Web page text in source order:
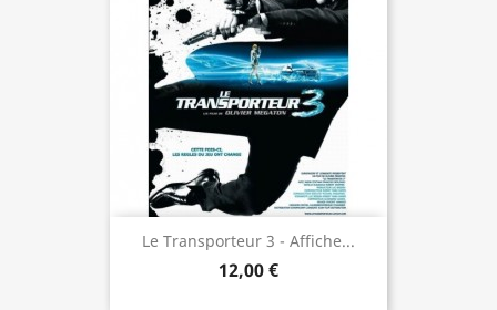
Le Transporteur 3 - Affiche...
12,00 €